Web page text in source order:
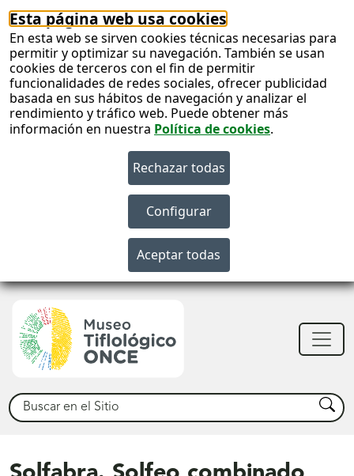
Esta página web usa cookies
En esta web se sirven cookies técnicas necesarias para
permitir y optimizar su navegación. También se usan
cookies de terceros con el fin de permitir
funcionalidades de redes sociales, ofrecer publicidad
basada en sus hábitos de navegación y analizar el
rendimiento y tráfico web. Puede obtener más
información en nuestra Política de cookies.
Buscar Buscar